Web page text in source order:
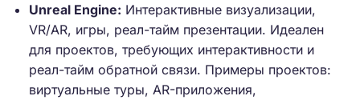
Unreal Engine: Интерактивные визуализации,
VR/AR, игры, реал-тайм презентации. Идеален
для проектов, требующих интерактивности и
реал-тайм обратной связи. Примеры проектов:
виртуальные туры, AR-приложения,